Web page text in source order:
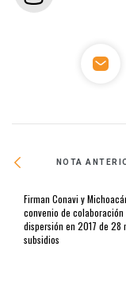
NOTA
Firman Conavi y
convenio de colaboración
dispersión en 2017 de 28
subsidios